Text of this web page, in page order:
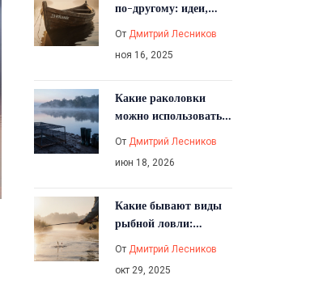
по-другому: идеи,
учесть
От Дмитрий Лесников
ноя 16, 2025
Какие раколовки
можно использовать
правил и штрафов
От Дмитрий Лесников
июн 18, 2026
Какие бывают виды
рыбной ловли:
когда их применять
От Дмитрий Лесников
окт 29, 2025